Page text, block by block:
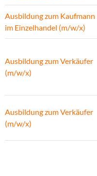
Ausbildung zum Kaufmann
im Einzelhandel (m/w/x)
Ausbildung zum Verkäufer
(m/w/x)
Ausbildung zum Verkäufer
(m/w/x)